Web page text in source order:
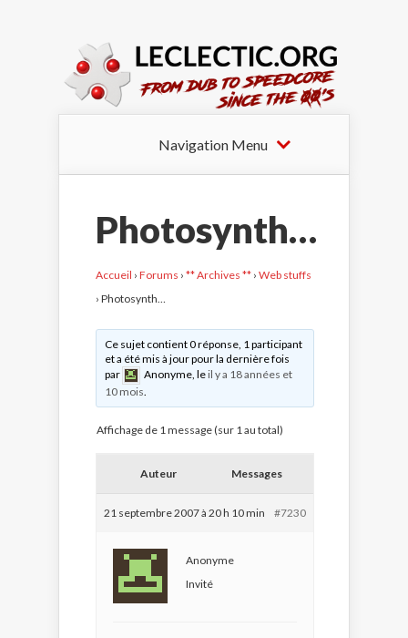
Navigation Menu
Photosynth…
Accueil › Forums › ** Archives ** › Web stuffs
› Photosynth…
Ce sujet contient 0 réponse, 1 participant
et a été mis à jour pour la dernière fois
par
Anonyme , leil y a 18 années et
10 mois
Affichage de 1 message (sur 1 au total)
Auteur Messages
21 septembre 2007 à 20 h 10 min #7230
Anonyme
Invité